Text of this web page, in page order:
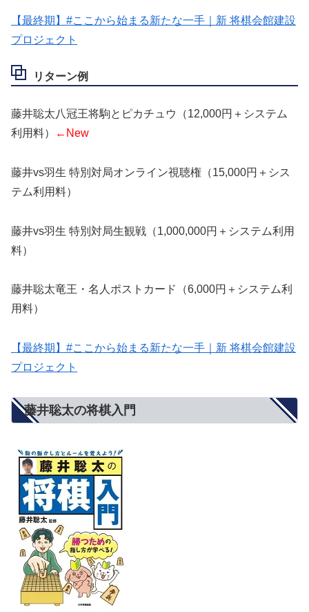
【最終期】#ここから始まる新たな一手｜新 将棋会館建設
プロジェクト
リターン例
藤井聡太八冠王将駒とピカチュウ（12,000円＋システム
利用料）
←New
藤井vs羽生 特別対局オンライン視聴権（15,000円＋シス
テム利用料）
藤井vs羽生 特別対局生観戦（1,000,000円＋システム利用
料）
藤井聡太竜王・名人ポストカード（6,000円＋システム利
用料）
【最終期】#ここから始まる新たな一手｜新 将棋会館建設
プロジェクト
藤井聡太の将棋入門